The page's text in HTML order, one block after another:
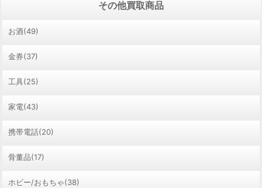
その他買取商品
お酒(49)
金券(37)
工具(25)
家電(43)
携帯電話(20)
骨董品(17)
ホビー/おもちゃ(38)